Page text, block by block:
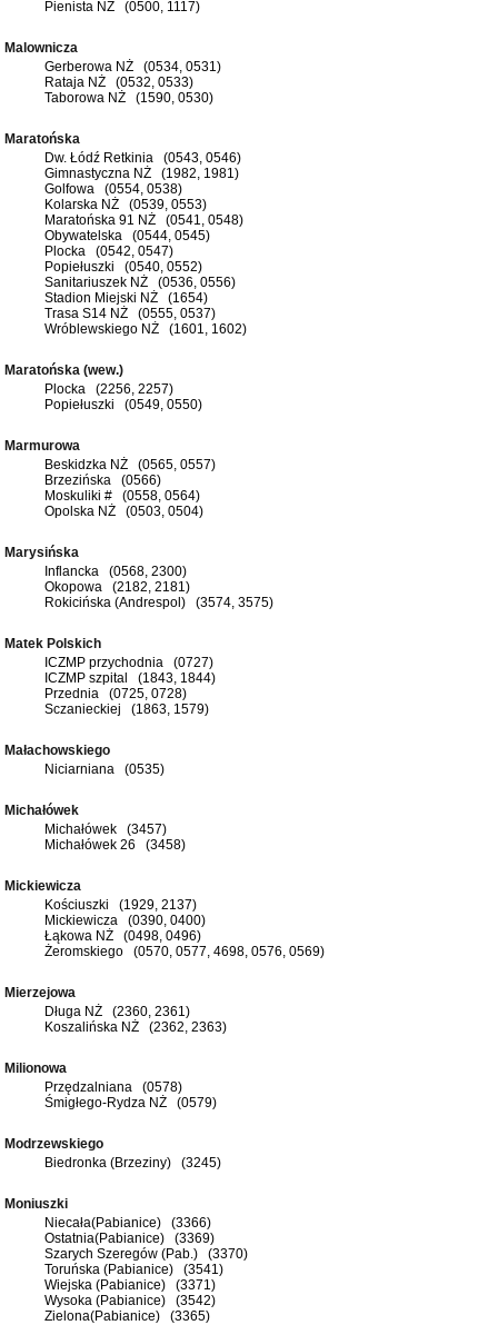
Pienista NŻ (0500, 1117)
Malownicza
Gerberowa NŻ (0534, 0531)
Rataja NŻ (0532, 0533)
Taborowa NŻ (1590, 0530)
Maratońska
Dw. Łódź Retkinia (0543, 0546)
Gimnastyczna NŻ (1982, 1981)
Golfowa (0554, 0538)
Kolarska NŻ (0539, 0553)
Maratońska 91 NŻ (0541, 0548)
Obywatelska (0544, 0545)
Plocka (0542, 0547)
Popiełuszki (0540, 0552)
Sanitariuszek NŻ (0536, 0556)
Stadion Miejski NŻ (1654)
Trasa S14 NŻ (0555, 0537)
Wróblewskiego NŻ (1601, 1602)
Maratońska (wew.)
Plocka (2256, 2257)
Popiełuszki (0549, 0550)
Marmurowa
Beskidzka NŻ (0565, 0557)
Brzezińska (0566)
Moskuliki # (0558, 0564)
Opolska NŻ (0503, 0504)
Marysińska
Inflancka (0568, 2300)
Okopowa (2182, 2181)
Rokicińska (Andrespol) (3574, 3575)
Matek Polskich
ICZMP przychodnia (0727)
ICZMP szpital (1843, 1844)
Przednia (0725, 0728)
Sczanieckiej (1863, 1579)
Małachowskiego
Niciarniana (0535)
Michałówek
Michałówek (3457)
Michałówek 26 (3458)
Mickiewicza
Kościuszki (1929, 2137)
Mickiewicza (0390, 0400)
Łąkowa NŻ (0498, 0496)
Żeromskiego (0570, 0577, 4698, 0576, 0569)
Mierzejowa
Długa NŻ (2360, 2361)
Koszalińska NŻ (2362, 2363)
Milionowa
Przędzalniana (0578)
Śmigłego-Rydza NŻ (0579)
Modrzewskiego
Biedronka (Brzeziny) (3245)
Moniuszki
Niecała(Pabianice) (3366)
Ostatnia(Pabianice) (3369)
Szarych Szeregów (Pab.) (3370)
Toruńska (Pabianice) (3541)
Wiejska (Pabianice) (3371)
Wysoka (Pabianice) (3542)
Zielona(Pabianice) (3365)